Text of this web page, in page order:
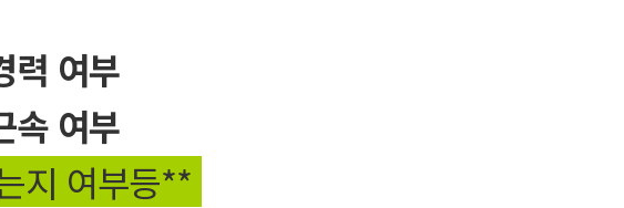
력 여부
속 여부​
지 여부등**​